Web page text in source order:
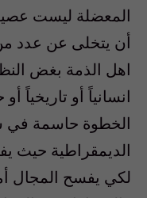
المعضلة ليست
أن يتخلى عن عدد
اهل الذمة بغض
انسانياً أو تاريخياً
الخطوة حاسمة في
الديمقراطية حيث
لكي يفسح المجال